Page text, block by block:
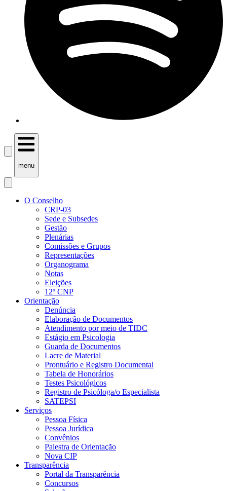
menu
O Conselho
CRP-03
Sede e Subsedes
Gestão
Plenárias
Comissões e Grupos
Representações
Organograma
Notas
Eleições
12º CNP
Orientação
Denúncia
Elaboração de Documentos
Atendimento por meio de TIDC
Estágio em Psicologia
Guarda de Documentos
Lacre de Material
Prontuário e Registro Documental
Tabela de Honorários
Testes Psicológicos
Registro de Psicóloga/o Especialista
SATEPSI
Serviços
Pessoa Física
Pessoa Jurídica
Convênios
Palestra de Orientação
Nova CIP
Transparência
Portal da Transparência
Concursos